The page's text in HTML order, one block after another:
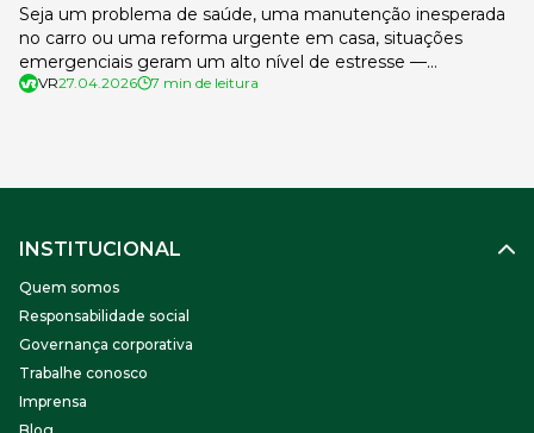
Seja um problema de saúde, uma manutenção inesperada
no carro ou uma reforma urgente em casa, situações
emergenciais geram um alto nível de estresse —
principalmente quando não se tem preparo financeiro. Para
VR27.04.2026 7 min de leitura
INSTITUCIONAL
Quem somos
Responsabilidade social
Governança corporativa
Trabalhe conosco
Imprensa